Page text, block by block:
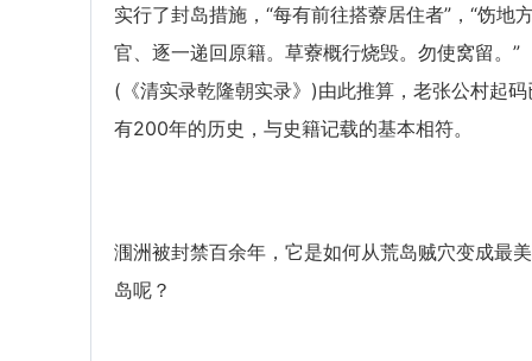
实行了封岛措施，“每有前往搭藔居住者”，“饬地
官、逐一递回原籍。草藔概行烧毁。勿使窝留。”
(《清实录乾隆朝实录》)由此推算，老张公村起码
有200年的历史，与史籍记载的基本相符。
涠洲被封禁百余年，它是如何从荒岛贼穴变成最
岛呢？